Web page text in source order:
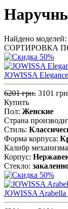
Найдено моделей:
СОРТИРОВКА
JOWISSA
6201 грн. 3101
Купить
Пол: Женские
Страна
Стиль:
Форма корпуса:
Калибр
Корпус:
Стекло:
JOWISSA Arabella